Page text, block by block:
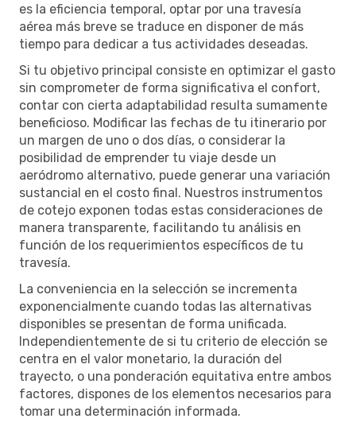
es la eficiencia temporal, optar por una travesía
aérea más breve se traduce en disponer de más
tiempo para dedicar a tus actividades deseadas.
Si tu objetivo principal consiste en optimizar el gasto
sin comprometer de forma significativa el confort,
contar con cierta adaptabilidad resulta sumamente
beneficioso. Modificar las fechas de tu itinerario por
un margen de uno o dos días, o considerar la
posibilidad de emprender tu viaje desde un
aeródromo alternativo, puede generar una variación
sustancial en el costo final. Nuestros instrumentos
de cotejo exponen todas estas consideraciones de
manera transparente, facilitando tu análisis en
función de los requerimientos específicos de tu
travesía.
La conveniencia en la selección se incrementa
exponencialmente cuando todas las alternativas
disponibles se presentan de forma unificada.
Independientemente de si tu criterio de elección se
centra en el valor monetario, la duración del
trayecto, o una ponderación equitativa entre ambos
factores, dispones de los elementos necesarios para
tomar una determinación informada.